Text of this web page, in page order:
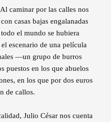
caminar por las calles nos
casas bajas engalanadas
el mundo se hubiera
escenario de una película
—un grupo de burros
en los que abuelos
en los que por dos euros
de callos.
Julio César nos cuenta